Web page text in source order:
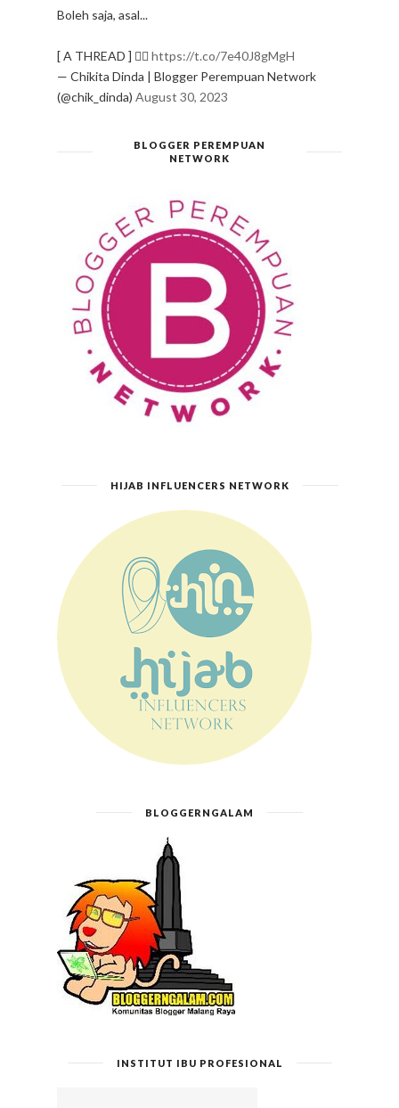
Boleh saja, asal...
[ A THREAD ] ✍🏻 https://t.co/7e40J8gMgH
— Chikita Dinda | Blogger Perempuan Network
(@chik_dinda) August 30, 2023
BLOGGER PEREMPUAN
NETWORK
HIJAB INFLUENCERS NETWORK
BLOGGERNGALAM
INSTITUT IBU PROFESIONAL